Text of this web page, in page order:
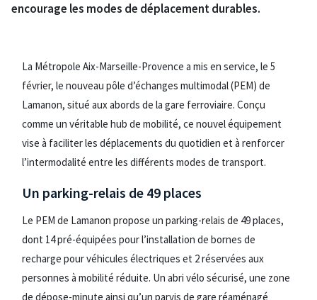
encourage les modes de déplacement durables.
La Métropole Aix-Marseille-Provence a mis en service, le 5
février, le nouveau pôle d’échanges multimodal (PEM) de
Lamanon, situé aux abords de la gare ferroviaire. Conçu
comme un véritable hub de mobilité, ce nouvel équipement
vise à faciliter les déplacements du quotidien et à renforcer
l’intermodalité entre les différents modes de transport.
Un parking-relais de 49 places
Le PEM de Lamanon propose un parking-relais de 49 places,
dont 14 pré-équipées pour l’installation de bornes de
recharge pour véhicules électriques et 2 réservées aux
personnes à mobilité réduite. Un abri vélo sécurisé, une zone
de dépose-minute ainsi qu’un parvis de gare réaménagé